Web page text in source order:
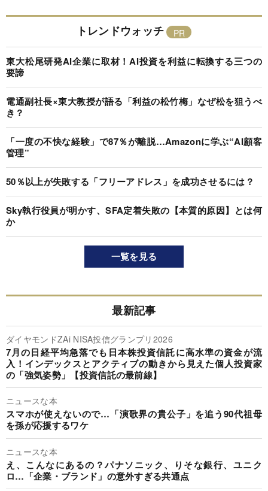
トレンドウォッチ
東大松尾研発AI企業に取材！AI投資を利益に転換する三つの
要諦
電通副社長×東大教授が語る「利益の松竹梅」なぜ松を狙うべ
き？
「一度の不快な経験」で87％が離脱…Amazonに学ぶ“AI顧客
管理”
50％以上が失敗する「フリーアドレス」を成功させるには？
Sky執行役員が明かす、SFA定着失敗の【本質的原因】とは何
か
一覧を見る
最新記事
ダイヤモンドZAi NISA投信グランプリ2026
7月の日経平均急落でも日本株投資信託に高水準の資金が流
入！インデックスとアクティブの動きから見えた個人投資家
の「強気姿勢」【投資信託の最前線】
ニュースな本
スマホが使えないので…「演歌界の貴公子」を追う90代祖母
を孫が応援するワケ
ニュースな本
え、こんなにあるの？パナソニック、りそな銀行、ユニク
ロ…「企業・ブランド」の意外すぎる共通点